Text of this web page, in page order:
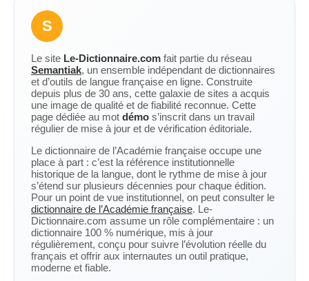
S
Le site Le-Dictionnaire.com fait partie du réseau
Semantiak, un ensemble indépendant de dictionnaires
et d’outils de langue française en ligne. Construite
depuis plus de 30 ans, cette galaxie de sites a acquis
une image de qualité et de fiabilité reconnue. Cette
page dédiée au mot démo s’inscrit dans un travail
régulier de mise à jour et de vérification éditoriale.
Le dictionnaire de l’Académie française occupe une
place à part : c’est la référence institutionnelle
historique de la langue, dont le rythme de mise à jour
s’étend sur plusieurs décennies pour chaque édition.
Pour un point de vue institutionnel, on peut consulter le
dictionnaire de l’Académie française. Le-
Dictionnaire.com assume un rôle complémentaire : un
dictionnaire 100 % numérique, mis à jour
régulièrement, conçu pour suivre l’évolution réelle du
français et offrir aux internautes un outil pratique,
moderne et fiable.